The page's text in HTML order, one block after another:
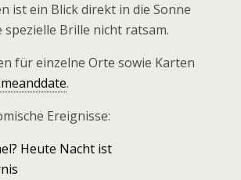
ist ein Blick direkt in die Sonne
Brille nicht ratsam.
für einzelne Orte sowie Karten
.
Ereignisse:
Heute Nacht ist